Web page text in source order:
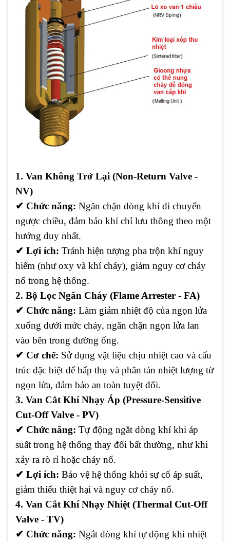
1. Van Không Trở Lại (Non-Return Valve -
NV)
✔ Chức năng: Ngăn chặn dòng khí di chuyển
ngược chiều, đảm bảo khí chỉ lưu thông theo một
hướng duy nhất.
✔ Lợi ích: Tránh hiện tượng pha trộn khí nguy
hiểm (như oxy và khí cháy), giảm nguy cơ cháy
nổ trong hệ thống.
2. Bộ Lọc Ngăn Cháy (Flame Arrester - FA)
✔ Chức năng: Làm giảm nhiệt độ của ngọn lửa
xuống dưới mức cháy, ngăn chặn ngọn lửa lan
vào bên trong đường ống.
✔ Cơ chế: Sử dụng vật liệu chịu nhiệt cao và cấu
trúc đặc biệt để hấp thụ và phân tán nhiệt lượng từ
ngọn lửa, đảm bảo an toàn tuyệt đối.
3. Van Cắt Khí Nhạy Áp (Pressure-Sensitive
Cut-Off Valve - PV)
✔ Chức năng: Tự động ngắt dòng khí khi áp
suất trong hệ thống thay đổi bất thường, như khi
xảy ra rò rỉ hoặc cháy nổ.
✔ Lợi ích: Bảo vệ hệ thống khỏi sự cố áp suất,
giảm thiểu thiệt hại và nguy cơ cháy nổ.
4. Van Cắt Khí Nhạy Nhiệt (Thermal Cut-Off
Valve - TV)
✔ Chức năng: Ngắt dòng khí tự động khi nhiệt